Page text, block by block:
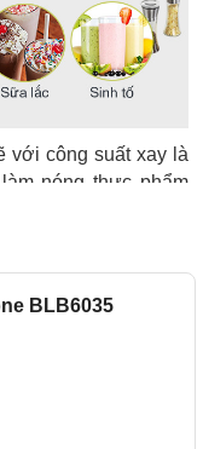
với công suất xay là
nóng thực phẩm
việc nấu nướng trở
đồng đều khi nấu
BLB6035